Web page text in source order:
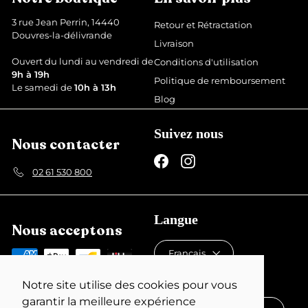
Notre site utilise des cookies pour vous
garantir la meilleure expérience
u
i
t
u
l
i
r
3 rue Jean Perrin, 14440
Douvres-la-délivrande
Ouvert du lundi au vendredi de
9h à 19h
Le samedi de10h à 13h
Retour et Rétractation
Livraison
Conditions d'utilisation
Politique de remboursement
Blog
Nous contacter
02 61 530 800
Suivez nous
FacebookInstagram
Nous acceptons
Langue
Français